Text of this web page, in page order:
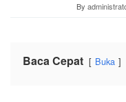
By
Baca Cepat Buka